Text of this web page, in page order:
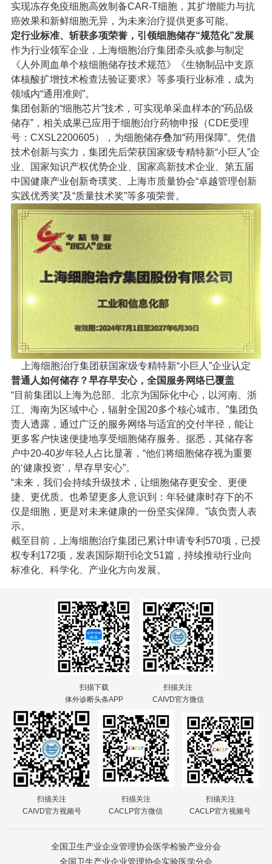
实现冻存免疫细胞高效制备CAR-T细胞，其扩增能力与抗
癌效果和新鲜细胞无异，为未来治疗提供更多可能。
定行业标准、斩获多项荣誉，引领细胞储存“规范化”发展
作为行业领军企业，上海细胞治疗集团牵头或参与制定
《人外周血单个核细胞储存技术规范》《生物制品中支原
体核酸扩增技术检查法验证要求》等多项行业标准，成为
领域内“通用准则”。
集团创新的“细胞芯片”技术，可实现单采血样本的“药品级
储存”，相关成果已应用于细胞治疗药物申报（CDE受理
号：CXSL2200605），为细胞储存叠加“药用保障”。凭借
技术创新与实力，集团先后荣获国家级专精特新“小巨人”企
业、国家知识产权优势企业、国家高新技术企业、第五届
中国健康产业创新奇璞奖、上海市质量协会“卓越管理创新
实践优秀奖”及“质量技术奖”等多项荣誉。
上海细胞治疗集团获国家级专精特新“小巨人”企业认定
普通人如何储存？早存早安心，全国服务网络已覆盖
“目前集团以上海为总部、北京为国际化中心，以河南、浙
江、海南为区域中心，辐射全国20多个核心城市。”集团负
责人透露，通过广泛的服务网络与适宜的交付半径，能让
更多客户快速便捷地享受细胞储存服务。据悉，其储存客
户中20-40岁年轻人占比显著，“他们将细胞储存视为重要
的‘健康投资’，早存早安心”。
“未来，我们会持续升级技术，让细胞储存更安全、更便
捷、更优质。也希望更多人意识到：年轻健康时存下的不
仅是细胞，更是对未来健康的一份坚实保障。”该负责人表
示。
截至目前，上海细胞治疗集团已累计申请专利570项，已授
权专利172项，发表国际期刊论文51篇，持续推动行业向
标准化、科学化、产业化方向发展。
扫描下载
体外诊断头条APP
扫描关注
CAIVD官方微信
扫描关注
CAIVD官方视频号
扫描关注
CACLP官方微信
扫描关注
CACLP官方视频号
全国卫生产业企业管理协会医学检验产业分会
全国卫生产业企业管理协会实验医学分会